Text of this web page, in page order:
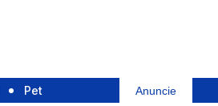
Pet Anuncie